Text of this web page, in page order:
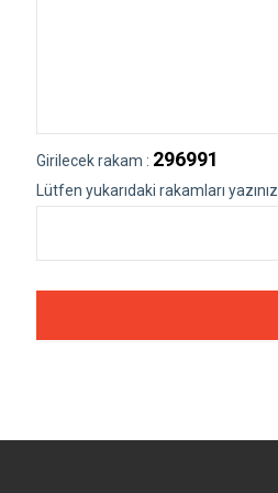
Girilecek rakam : 296991
Lütfen yukarıdaki rakamları yazınız.